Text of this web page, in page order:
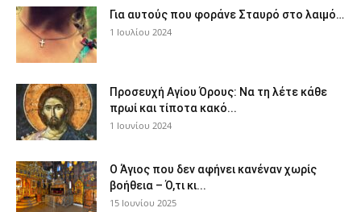
Για αυτούς που φοράνε Σταυρό στο λαιμό…
1 Ιουλίου 2024
Προσευχή Αγίου Όρους: Να τη λέτε κάθε
πρωί και τίποτα κακό...
1 Ιουνίου 2024
Ο Άγιος που δεν αφήνει κανέναν χωρίς
βοήθεια – Ό,τι κι...
15 Ιουνίου 2025